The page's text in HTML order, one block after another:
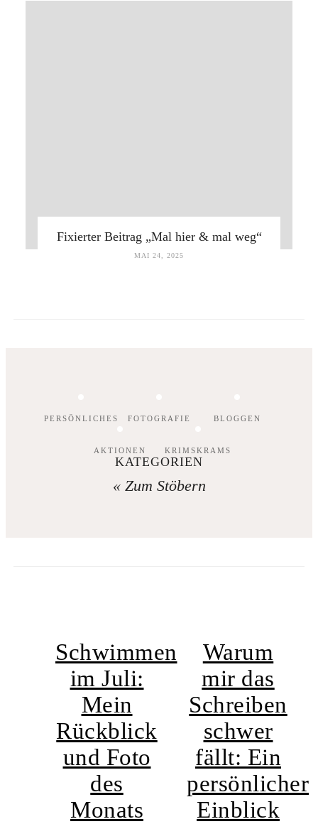
Fixierter Beitrag „Mal hier & mal weg“
MAI 24, 2025
PERSÖNLICHES FOTOGRAFIE BLOGGEN
AKTIONEN KRIMSKRAMS
KATEGORIEN
« Zum Stöbern
Schwimmen
im Juli:
Mein
Rückblick
und Foto
des
Monats
Warum
mir das
Schreiben
schwer
fällt: Ein
persönlicher
Einblick